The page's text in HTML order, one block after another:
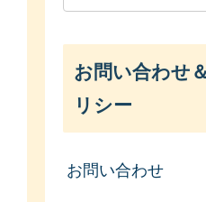
お問い合わせ
リシー
お問い合わせ